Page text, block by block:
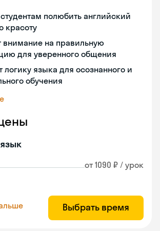
полюбить английский
красоту
внимание на правильную
для уверенного общения
логику языка для осознанного и
обучения
от 1090 ₽ / урок
Выбрать время